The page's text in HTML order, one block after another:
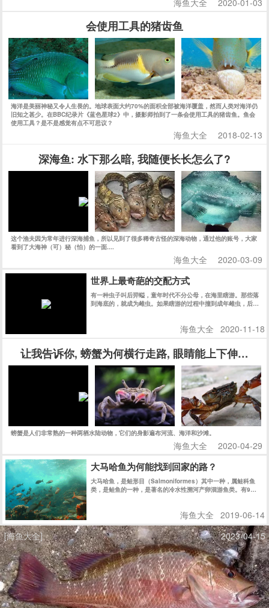
会使用工具的猪齿鱼
海洋是美丽神秘又令人生畏的。地球表面大约70%的面积全部被海洋覆盖，然而人类对海洋仍
旧知之甚少。在BBC纪录片《蓝色星球2》中，摄影师拍到了一条会使用工具的猪齿鱼。鱼会
使用工具？是不是感觉有点不可思议？
海鱼大全 2018-02-13
深海鱼: 水下那么暗, 我随便长长怎么了?
这个渔夫因为常年进行深海捕鱼，所以见到了很多稀奇古怪的深海动物，通过他的账号，大家
看到了大海神（可）秘（怕）的一面....
海鱼大全 2020-03-09
世界上最奇葩的交配方式
有一种虫子叫后羿螠，童年时代不分公母，在海里瞎游。那些落
到海底的，就成为雌虫。如果瞎游的过程中撞到成年雌虫，后螠
海鱼大全 2020-11-18
让我告诉你, 螃蟹为何横行走路, 眼睛能上下伸缩,
螃蟹是人们非常熟的一种两栖水陆动物，它们的身影遍布河流、海洋和沙滩。
海鱼大全 2020-04-29
大马哈鱼为何能找到回家的路？
大马哈鱼，是鲑形目（Salmoniformes）其中一种，属鲑科鱼
类，是鲑鱼的一种，是著名的冷水性溯河产卵洄游鱼类。有9亚
海鱼大全 2019-06-14
[海鱼大全]
2023-04-15